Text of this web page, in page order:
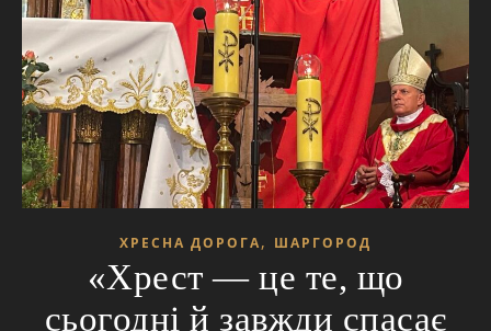
ХРЕСНА ДОРОГА, ШАРГОРОД
«Хрест — це те, що
сьогодні й завжди спасає